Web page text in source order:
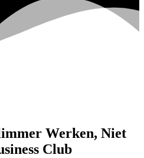
Werken, Niet
Club